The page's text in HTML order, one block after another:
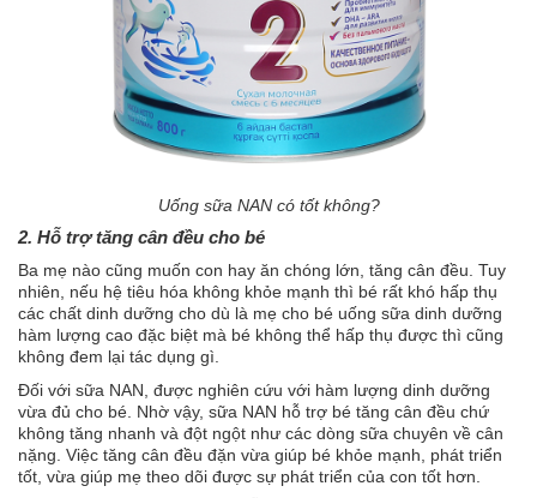
Uống sữa NAN có tốt không?
2. Hỗ trợ tăng cân đều cho bé
Ba mẹ nào cũng muốn con hay ăn chóng lớn, tăng cân đều. Tuy
nhiên, nếu hệ tiêu hóa không khỏe mạnh thì bé rất khó hấp thụ
các chất dinh dưỡng cho dù là mẹ cho bé uống sữa dinh dưỡng
hàm lượng cao đặc biệt mà bé không thể hấp thụ được thì cũng
không đem lại tác dụng gì.
Đối với sữa NAN, được nghiên cứu với hàm lượng dinh dưỡng
vừa đủ cho bé. Nhờ vậy, sữa NAN hỗ trợ bé tăng cân đều chứ
không tăng nhanh và đột ngột như các dòng sữa chuyên về cân
nặng. Việc tăng cân đều đặn vừa giúp bé khỏe mạnh, phát triển
tốt, vừa giúp mẹ theo dõi được sự phát triển của con tốt hơn.